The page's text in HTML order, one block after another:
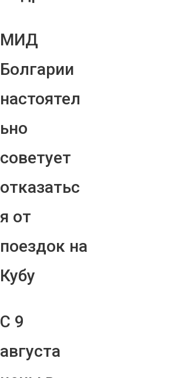
МИД
Болгарии
настоятел
ьно
советует
отказатьс
я от
поездок на
Кубу
С 9
августа